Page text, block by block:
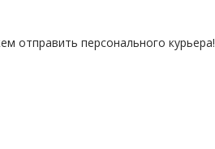
отправить персонального курьера!